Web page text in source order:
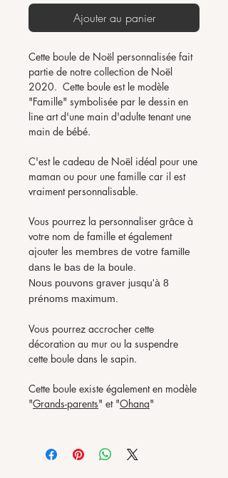
Ajouter au panier
Cette boule de Noël personnalisée fait
partie de notre collection de Noël
2020. Cette boule est le modèle
"Famille" symbolisée par le dessin en
line art d'une main d'adulte tenant une
main de bébé.
C'est le cadeau de Noël idéal pour une
maman ou pour une famille car il est
vraiment personnalisable.
Vous pourrez la personnaliser grâce à
votre nom de famille et également
ajouter les membres de votre famille
dans le bas de la boule.
Nous pouvons graver jusqu'à 8
prénoms maximum.
Vous pourrez accrocher cette
décoration au mur ou la suspendre
cette boule dans le sapin.
Cette boule existe également en modèle
"Grands-parents" et "Ohana"
Elle est au prix de 19 euros pièce.